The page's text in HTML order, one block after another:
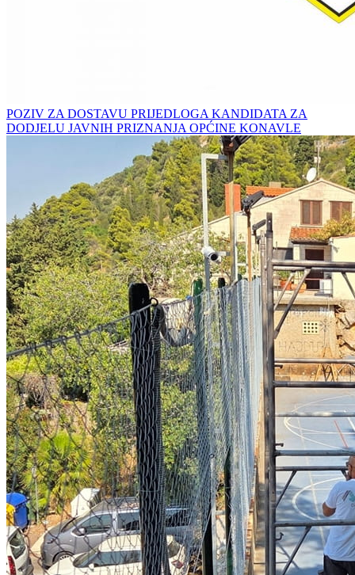
POZIV ZA DOSTAVU PRIJEDLOGA KANDIDATA ZA
DODJELU JAVNIH PRIZNANJA OPĆINE KONAVLE